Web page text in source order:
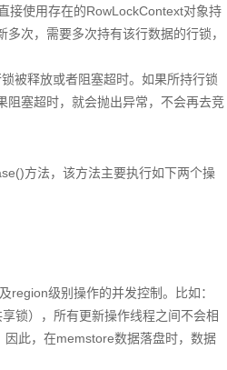
接使用存在的RowLockContext对象持
次，需要多次持有该行数据的行锁，
被释放或者阻塞超时。如果所持行锁
阻塞超时，就会抛出异常，不会再去竞
方法，该方法主要执行如下两个操
region级别操作的并发控制。比如：
锁），所有更新操作线程之间不会相
此，在memstore数据落盘时，数据